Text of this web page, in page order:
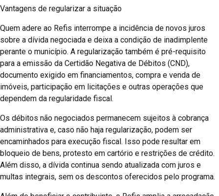
Vantagens de regularizar a situação
Quem adere ao Refis interrompe a incidência de novos juros
sobre a dívida negociada e deixa a condição de inadimplente
perante o município. A regularização também é pré-requisito
para a emissão da Certidão Negativa de Débitos (CND),
documento exigido em financiamentos, compra e venda de
imóveis, participação em licitações e outras operações que
dependem da regularidade fiscal.
Os débitos não negociados permanecem sujeitos à cobrança
administrativa e, caso não haja regularização, podem ser
encaminhados para execução fiscal. Isso pode resultar em
bloqueio de bens, protesto em cartório e restrições de crédito.
Além disso, a dívida continua sendo atualizada com juros e
multas integrais, sem os descontos oferecidos pelo programa.